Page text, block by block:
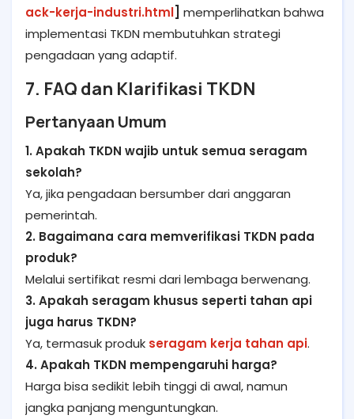
ack-kerja-industri.html] memperlihatkan bahwa
implementasi TKDN membutuhkan strategi
pengadaan yang adaptif.
7. FAQ dan Klarifikasi TKDN
Pertanyaan Umum
1. Apakah TKDN wajib untuk semua seragam
sekolah?
Ya, jika pengadaan bersumber dari anggaran
pemerintah.
2. Bagaimana cara memverifikasi TKDN pada
produk?
Melalui sertifikat resmi dari lembaga berwenang.
3. Apakah seragam khusus seperti tahan api
juga harus TKDN?
Ya, termasuk produk seragam kerja tahan api.
4. Apakah TKDN mempengaruhi harga?
Harga bisa sedikit lebih tinggi di awal, namun
jangka panjang menguntungkan.